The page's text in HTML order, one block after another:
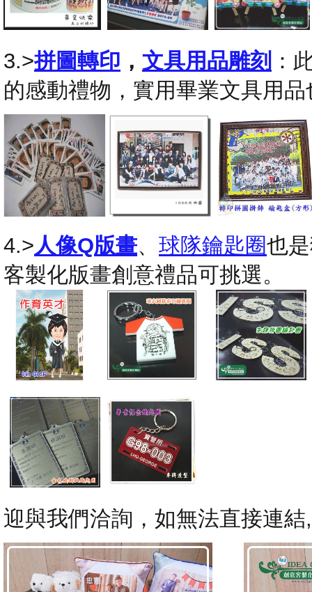
3.>拼圖轉印 ， 文具用品雕刻 ：
的感動禮物，實用畢業文具用
4.>人像Q版畫、 球隊鑰匙圈也
客製化版畫創意禮品可挑選。
迎與我們洽詢，如無法直接連